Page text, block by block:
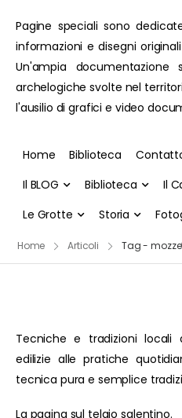
Pagine speciali sono
informazioni e disegni
Un'ampia
archelogiche svolte nel
l'ausilio di grafici e video
Home Biblioteca
Il BLOG
Biblioteca
Il
Le Grotte
Storia
Home Articoli Tag -
Tecniche e tradizioni locali
edilizie alle pratiche
tecnica pura e semplice
La pagina sul telaio salentino.